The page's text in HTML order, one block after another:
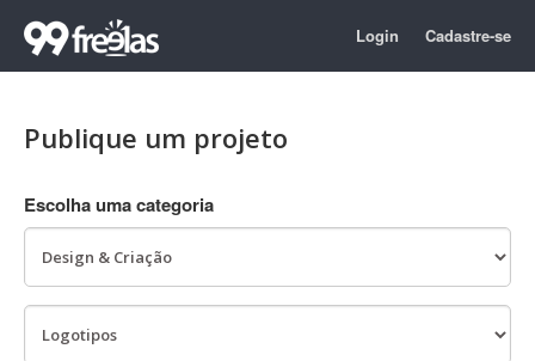
Login Cadastre-se
Publique um projeto
Escolha uma categoria